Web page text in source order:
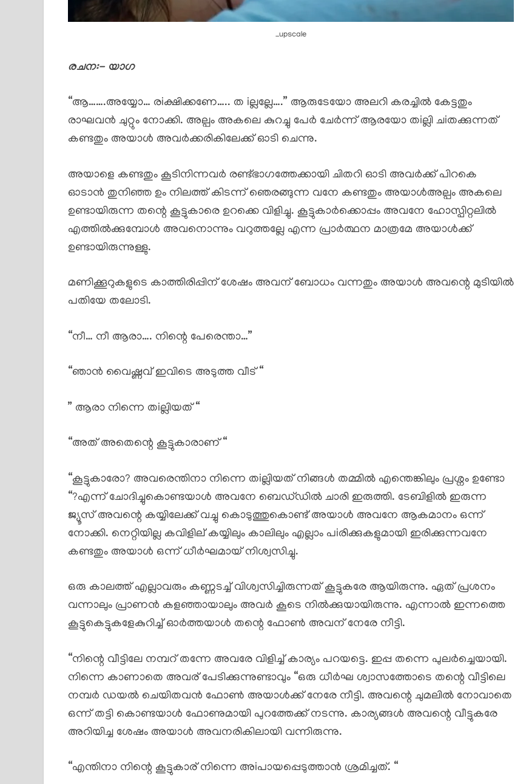
_upscale
രചന:- യാഗ
“ആ…….അയ്യോ… രiക്ഷിക്കണേ….. ത iല്ലല്ലേ….” ആരുടേയോ അലറി കരച്ചിൽ കേട്ടതും
രാഘവൻ ചുറ്റും നോക്കി. അല്പം അകലെ കുറച്ചു പേർ ചേർന്ന് ആരയോ തiല്ലി ചiതക്കുന്നത്
കണ്ടതും അയാൾ അവർക്കരികിലേക്ക് ഓടി ചെന്നു.
അയാളെ കണ്ടതും കൂടിനിന്നവർ രണ്ട്ഭാഗത്തേക്കായി ചിതറി ഓടി അവർക്ക് പിറകെ
ഓടാൻ തുനിഞ്ഞ ഉം നിലത്ത് കിടന്ന് ഞെരങ്ങുന്ന വനേ കണ്ടതും അയാൾഅല്പം അകലെ
ഉണ്ടായിരുന്ന തന്റെ കൂട്ടുകാരെ ഉറക്കെ വിളിച്ചു. കൂട്ടുകാർക്കൊപ്പം അവനേ ഹോസ്പിറ്റലിൽ
എത്തിൽക്കുമ്പോൾ അവനൊന്നും വറുത്തല്ലേ എന്ന പ്രാർത്ഥന മാത്രമേ അയാൾക്ക്
ഉണ്ടായിരുന്നുള്ളു.
മണിക്കൂറുകളുടെ കാത്തിരിപ്പിന് ശേഷം അവന് ബോധം വന്നതും അയാൾ അവന്റെ മുടിയിൽ
പതിയേ തലോടി.
“നീ… നീ ആരാ…. നിന്റെ പേരെന്താ…”
“ഞാൻ വൈഷ്ണവ് ഇവിടെ അടുത്ത വീട് “
” ആരാ നിന്നെ തiല്ലിയത് “
“അത് അതെന്റെ കൂട്ടുകാരാണ് “
“കൂട്ടുകാരോ? അവരെന്തിനാ നിന്നെ തiല്ലിയത് നിങ്ങൾ തമ്മിൽ എന്തെങ്കിലും പ്രശ്നം ഉണ്ടോ
“?എന്ന് ചോദിച്ചുകൊണ്ടയാൾ അവനേ ബെഡ്‌ഡിൽ ചാരി ഇരുത്തി. ടേബിളിൽ ഇരുന്ന
ജ്യൂസ് അവന്റെ കയ്യിലേക്ക് വച്ചു കൊടുത്തുകൊണ്ട് അയാൾ അവനേ ആകമാനം ഒന്ന്
നോക്കി. നെറ്റിയില്ല കവിളില് കയ്യിലും കാലിലും എല്ലാം പiരിക്കുകളുമായി ഇരിക്കുന്നവനേ
കണ്ടതും അയാൾ ഒന്ന് ധീർഘമായ് നിശ്വസിച്ചു.
ഒരു കാലത്ത് എല്ലാവരും കണ്ണടച്ച് വിശ്വസിച്ചിരുന്നത് കൂട്ടുകരേ ആയിരുന്നു. ഏത് പ്രശനം
വന്നാലും പ്രാണൻ കളഞ്ഞായാലും അവർ കൂടെ നിൽക്കുയായിരുന്നു. എന്നാൽ ഇന്നത്തെ
കൂട്ടുകെട്ടുകളേകുറിച്ച് ഓർത്തയാൾ തന്റെ ഫോൺ അവന് നേരേ നീട്ടി.
“നിന്റെ വീട്ടിലേ നമ്പറ് തന്നേ അവരേ വിളിച്ച് കാര്യം പറയട്ടെ. ഇപ്പ തന്നെ പുലർച്ചെയായി.
നിന്നെ കാണാതെ അവര് പേടിക്കുന്നുണ്ടാവും “ഒരു ധീർഘ ശ്വാസത്തോടെ തന്റെ വീട്ടിലെ
നമ്പർ ഡയൽ ചെയിതവൻ ഫോൺ അയാൾക്ക് നേരേ നീട്ടി. അവന്റെ ചുമലിൽ നോവാതെ
ഒന്ന് തട്ടി കൊണ്ടയാൾ ഫോണുമായി പുറത്തേക്ക് നടന്നു. കാര്യങ്ങൾ അവന്റെ വീട്ടുകരേ
അറിയിച്ച ശേഷം അയാൾ അവനരികിലായി വന്നിരുന്നു.
“എന്തിനാ നിന്റെ കൂട്ടുകാര് നിന്നെ അiപായപ്പെടുത്താൻ ശ്രമിച്ചത്. “